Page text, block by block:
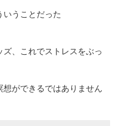
いうことだった
、これでストレスをぶっ
ができるではありません